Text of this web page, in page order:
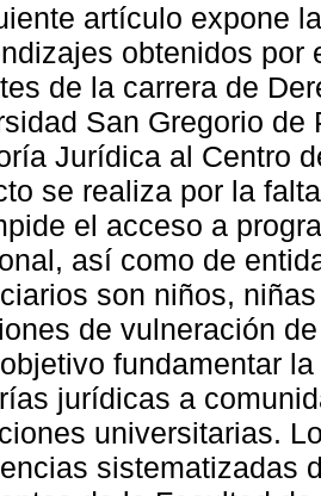
artículo expone
obtenidos por
de la carrera de
San Gregorio
Jurídica al Centro
se realiza por la
el acceso a
así como de
son niños,
de vulneración
fundamentar
jurídicas a
universitarias.
sistematizadas